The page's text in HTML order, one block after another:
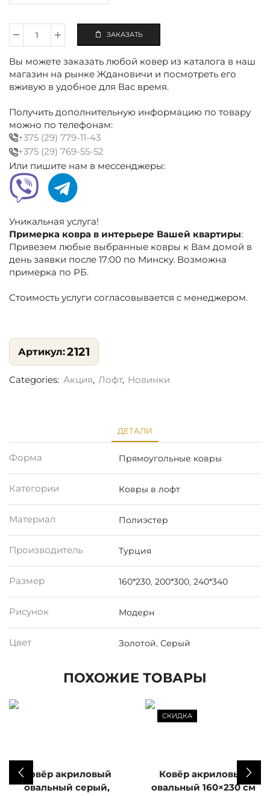
Количество
полиэстеровый
золотой,
серый,
модерн
ЗАКАЗАТЬ
Вы можете заказать любой ковер из каталога в наш
магазин на рынке Ждановичи и посмотреть его
вживую в удобное для Вас время.
Получить дополнительную информацию по товару
можно по телефонам:
+375 (29) 779-11-43
+375 (29) 769-55-52
Или пишите нам в мессенджеры:
Уникальная услуга!
Примерка ковра в интерьере Вашей квартиры:
Привезем любые выбранные ковры к Вам домой в
день заявки после 17:00 по Минску. Возможна
примерка по РБ.
Стоимость услуги согласовывается с менеджером.
2121
Categories: Акция, Лофт, Новинки
ДЕТАЛИ
Форма Прямоугольные ковры
Категории Ковры в лофт
Материал Полиэстер
Производитель Турция
Размер 160*230, 200*300, 240*340
Рисунок Модерн
Цвет Золотой, Серый
ПОХОЖИЕ ТОВАРЫ
Ковёр акриловый
овальный серый,
СКИДКА
Ковёр акриловый
овальный 160×230 см